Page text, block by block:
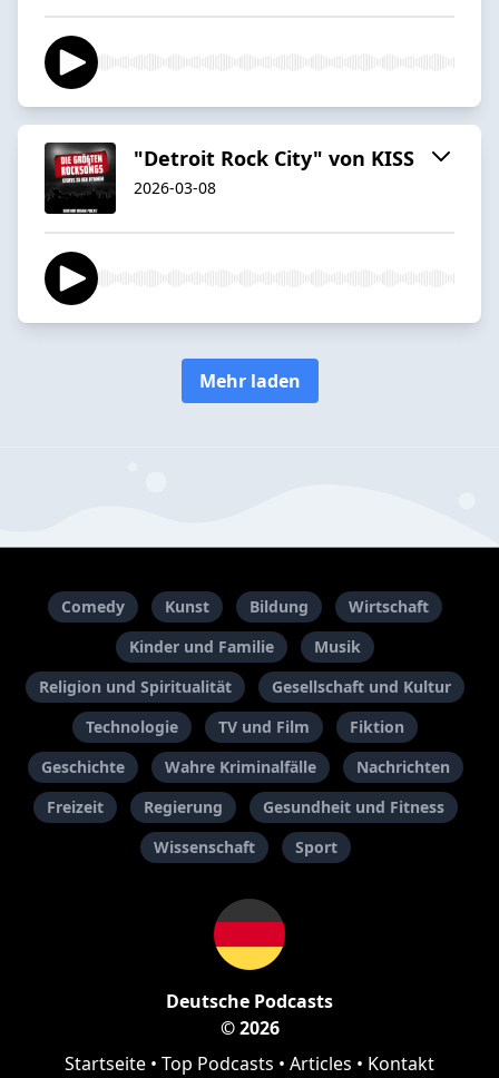
"Detroit Rock City" von KISS
2026-03-08
Mehr laden
Comedy Kunst Bildung
Wirtschaft
Kinder und Familie
Musik
Religion und Spiritualität
Gesellschaft und Kultur
Technologie
TV und Film
Fiktion
Geschichte
Wahre Kriminalfälle
Nachrichten
Freizeit
Regierung
Gesundheit und Fitness
Wissenschaft
Sport
Deutsche Podcasts
© 2026
Startseite • Top Podcasts • Articles • Kontakt